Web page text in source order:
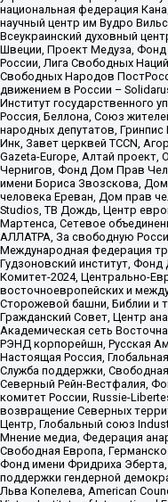
национальная федерация
научный центр им Вудро
Всеукраинский духовный
Швеции, Проект Медуза,
России, Лига Свободных
Свободных Народов
движением в России –
Институт государственного
Россия, Беллона, Союз
народных депутатов,
Инк, Завет церквей TCCN,
Gazeta-Europe, Алтай
Чернигов, Фонд Дом Прав
имени Бориса Звозскова,
человека Ереван, Дом прав
Studios, ТВ Дождь, Центр
Мартенса, Сетевое
АЛЛАТРА, За свободную
Международная федерация
Гудзоновский институт,
Комитет-2024, Центрально-
восточноевропейских и
Сторожевой башни, Библии и
Гражданский Совет, Центр
Академическая сеть
РЭНД корпорейшн, Русская
Настоящая Россия,
Служба поддержки,
Северный Рейн-Вестфалия,
комитет России, Russie-
возвращение Северных
Центр, Глобальный союз
Мнение медиа, Федерация
Свободная Европа,
Фонд имени Фридриха
поддержки гендерной
Льва Копелева, American